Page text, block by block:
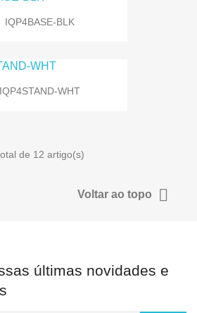
IQP4BASE-BLK
IQP4STAND-WHT
de 12 artigo(s)
Voltar ao topo 
últimas novidades e